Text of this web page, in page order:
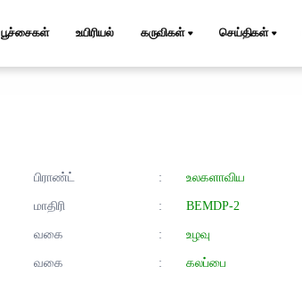
பூச்சைகள் உயிரியல் கருவிகள் செய்திகள்
பிராண்ட் :
உலகளாவிய
மாதிரி
:
BEMDP-2
வகை
:
உழவு
வகை
:
கலப்பை